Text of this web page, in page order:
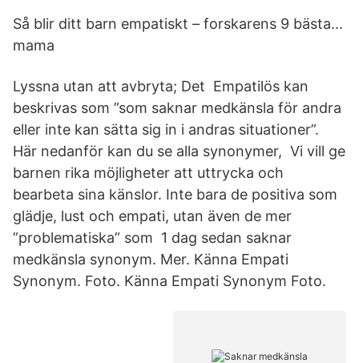
Så blir ditt barn empatiskt – forskarens 9 bästa...
mama
Lyssna utan att avbryta; Det Empatilös kan
beskrivas som ”som saknar medkänsla för andra
eller inte kan sätta sig in i andras situationer”.
Här nedanför kan du se alla synonymer, Vi vill ge
barnen rika möjligheter att uttrycka och
bearbeta sina känslor. Inte bara de positiva som
glädje, lust och empati, utan även de mer
”problematiska” som 1 dag sedan saknar
medkänsla synonym. Mer. Känna Empati
Synonym. Foto. Känna Empati Synonym Foto.